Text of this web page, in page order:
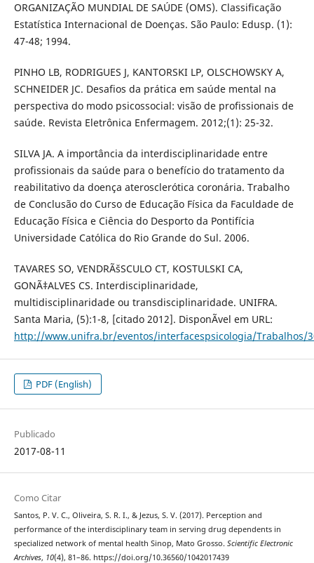
ORGANIZAÇÃO MUNDIAL DE SAÚDE (OMS). Classificação
Estatística Internacional de Doenças. São Paulo: Edusp. (1):
47-48; 1994.
PINHO LB, RODRIGUES J, KANTORSKI LP, OLSCHOWSKY A,
SCHNEIDER JC. Desafios da prática em saúde mental na
perspectiva do modo psicossocial: visão de profissionais de
saúde. Revista Eletrônica Enfermagem. 2012;(1): 25-32.
SILVA JA. A importância da interdisciplinaridade entre
profissionais da saúde para o benefício do tratamento da
reabilitativo da doença aterosclerótica coronária. Trabalho
de Conclusão do Curso de Educação Física da Faculdade de
Educação Física e Ciência do Desporto da Pontifícia
Universidade Católica do Rio Grande do Sul. 2006.
TAVARES SO, VENDRÃšSCULO CT, KOSTULSKI CA,
GONÃ‡ALVES CS. Interdisciplinaridade,
multidisciplinaridade ou transdisciplinaridade. UNIFRA.
Santa Maria, (5):1-8, [citado 2012]. DisponÃ­vel em URL:
http://www.unifra.br/eventos/interfacespsicologia/Trabalhos/
PDF (English)
Publicado
2017-08-11
Como Citar
Santos, P. V. C., Oliveira, S. R. I., & Jezus, S. V. (2017). Perception and
performance of the interdisciplinary team in serving drug dependents in
specialized network of mental health Sinop, Mato Grosso. Scientific Electronic
Archives, 10(4), 81–86. https://doi.org/10.36560/1042017439